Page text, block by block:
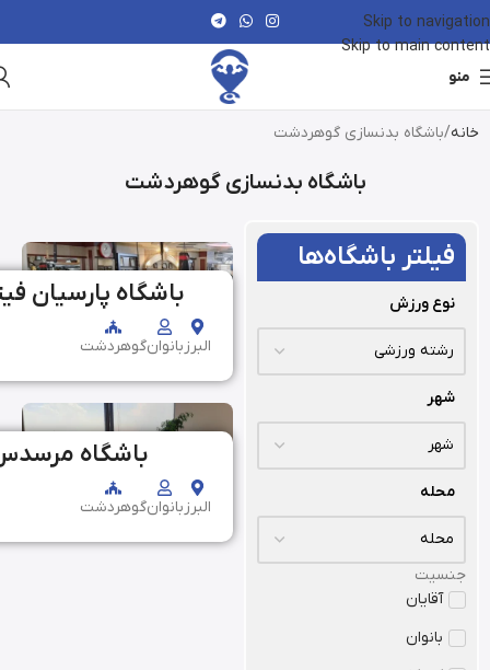
Skip to navigation
Skip to main content
منو
خانه باشگاه بدنسازی گوهردشت
باشگاه بدنسازی گوهردشت
فیلتر باشگاه‌ها
نوع ورزش
شهر
محله
جنسیت
آقایان
بانوان
باشگاه پارسیان
البرز بانوانگوهردشت
باشگاه
البرز بانوانگوهردشت